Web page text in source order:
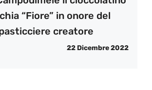
“Fiore” in onore del
creatore
22 Dicembre 2022